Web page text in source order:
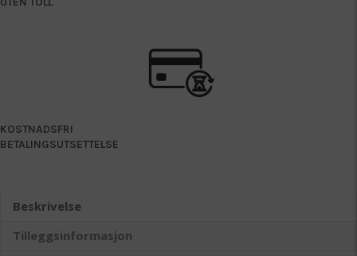
KOSTNADSFRI
BETALINGSUTSETTELSE
Beskrivelse
Tilleggsinformasjon